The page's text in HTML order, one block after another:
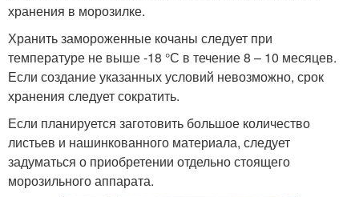
хранения в морозилке.
Хранить замороженные кочаны следует при
температуре не выше -18 °С в течение 8 – 10 месяцев.
Если создание указанных условий невозможно, срок
хранения следует сократить.
Если планируется заготовить большое количество
листьев и нашинкованного материала, следует
задуматься о приобретении отдельно стоящего
морозильного аппарата.